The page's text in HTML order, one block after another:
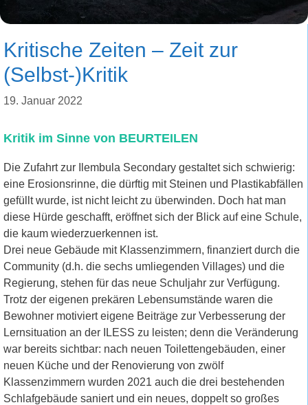
Kritische Zeiten – Zeit zur
(Selbst-)Kritik
19. Januar 2022
Kritik im Sinne von BEURTEILEN
Die Zufahrt zur Ilembula Secondary gestaltet sich schwierig:
eine Erosionsrinne, die dürftig mit Steinen und Plastikabfällen
gefüllt wurde, ist nicht leicht zu überwinden. Doch hat man
diese Hürde geschafft, eröffnet sich der Blick auf eine Schule,
die kaum wiederzuerkennen ist.
Drei neue Gebäude mit Klassenzimmern, finanziert durch die
Community (d.h. die sechs umliegenden Villages) und die
Regierung, stehen für das neue Schuljahr zur Verfügung.
Trotz der eigenen prekären Lebensumstände waren die
Bewohner motiviert eigene Beiträge zur Verbesserung der
Lernsituation an der ILESS zu leisten; denn die Veränderung
war bereits sichtbar: nach neuen Toilettengebäuden, einer
neuen Küche und der Renovierung von zwölf
Klassenzimmern wurden 2021 auch die drei bestehenden
Schlafgebäude saniert und ein neues, doppelt so großes